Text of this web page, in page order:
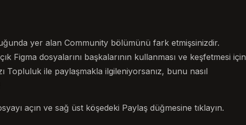
yer alan Community bölümünü fark etmişsinizdir.
Figma dosyalarını başkalarının kullanması ve keşfetmesi için
Topluluk ile paylaşmakla ilgileniyorsanız, bunu nasıl
açın ve sağ üst köşedeki Paylaş düğmesine tıklayın.